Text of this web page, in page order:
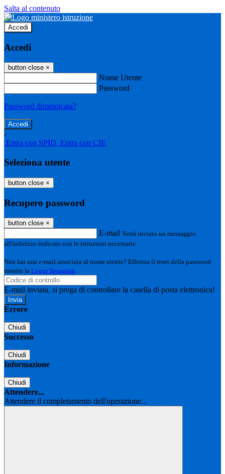
Salta al contenuto
Accedi
Accedi
button close ×
Nome Utente
Password
Password dimenticata?
-
Entra con SPID Entra con CIE
Seleziona utente
button close ×
Recupero password
button close ×
E-mail Verrà inviato un messaggio
all'indirizzo indicato con le istruzioni necessarie.
Non hai una e-mail associata al nome utente? Effettua il reset della password
tramite la Login Spaggiari
E-mail inviata, si prega di controllare la casella di posta elettronica!
Errore
Chiudi
Successo
Chiudi
Informazione
Chiudi
Attendere...
Attendere il completamento dell'operazione...